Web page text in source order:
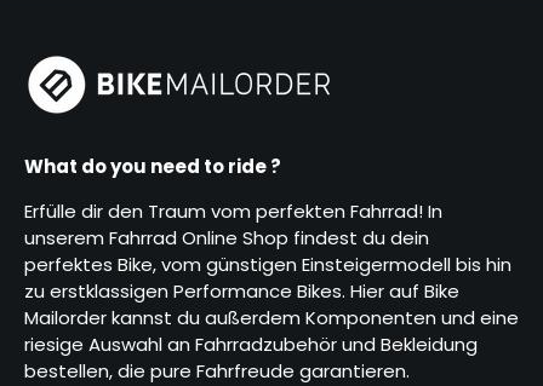
What do you need to ride ?
Erfülle dir den Traum vom perfekten Fahrrad! In
unserem Fahrrad Online Shop findest du dein
perfektes Bike, vom günstigen Einsteigermodell bis hin
zu erstklassigen Performance Bikes. Hier auf Bike
Mailorder kannst du außerdem Komponenten und eine
riesige Auswahl an Fahrradzubehör und Bekleidung
bestellen, die pure Fahrfreude garantieren.